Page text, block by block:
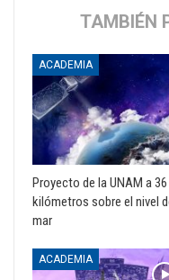
TAMBIÉN
ACADEMIA
Proyecto de la UNAM a 36
kilómetros sobre el nivel
mar
ACADEMIA